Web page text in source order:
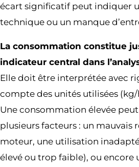
écart significatif peut indiquer
technique ou un manque
La consommation constitue
indicateur central dans
Elle doit être interprétée avec
compte des unités utilisées
Une consommation élevée
plusieurs facteurs : un mauvais
moteur, une utilisation
élevé ou trop faible), ou encore